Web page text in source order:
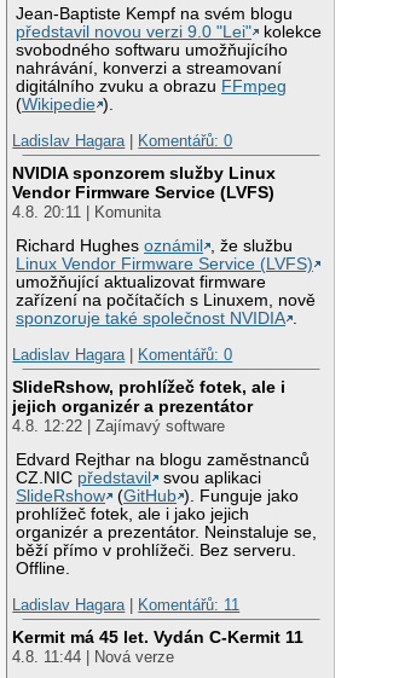
Jean-Baptiste Kempf na svém blogu
představil novou verzi 9.0 "Lei"
kolekce
svobodného softwaru umožňujícího
nahrávání, konverzi a streamovaní
digitálního zvuku a obrazu FFmpeg
(Wikipedie ).
Ladislav Hagara| Komentářů: 0
NVIDIA sponzorem služby Linux
Vendor Firmware Service (LVFS)
4.8. 20:11 | Komunita
Richard Hughesoznámil
, že službu
Linux Vendor Firmware Service (LVFS)
umožňující aktualizovat firmware
zařízení na počítačích s Linuxem, nově
sponzoruje také společnost NVIDIA .
Ladislav Hagara| Komentářů: 0
SlideRshow, prohlížeč fotek, ale i
jejich organizér a prezentátor
4.8. 12:22 | Zajímavý software
Edvard Rejthar na blogu zaměstnanců
CZ.NIC představil
svou aplikaci
SlideRshow
(GitHub ). Funguje jako
prohlížeč fotek, ale i jako jejich
organizér a prezentátor. Neinstaluje se,
běží přímo v prohlížeči. Bez serveru.
Offline.
Ladislav Hagara| Komentářů: 11
Kermit má 45 let. Vydán C-Kermit 11
4.8. 11:44 | Nová verze